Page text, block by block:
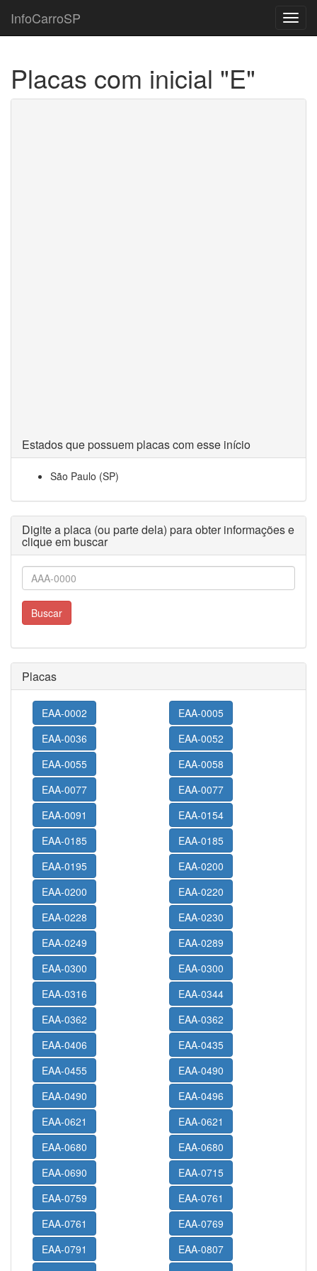
InfoCarroSP
Placas com inicial "E"
Estados que possuem placas com esse início
São Paulo (SP)
Digite a placa (ou parte dela) para obter informações e
clique em buscar
Buscar
Placas
EAA-0002
EAA-0005
EAA-0036
EAA-0052
EAA-0055
EAA-0058
EAA-0077
EAA-0077
EAA-0091
EAA-0154
EAA-0185
EAA-0185
EAA-0195
EAA-0200
EAA-0200
EAA-0220
EAA-0228
EAA-0230
EAA-0249
EAA-0289
EAA-0300
EAA-0300
EAA-0316
EAA-0344
EAA-0362
EAA-0362
EAA-0406
EAA-0435
EAA-0455
EAA-0490
EAA-0490
EAA-0496
EAA-0621
EAA-0621
EAA-0680
EAA-0680
EAA-0690
EAA-0715
EAA-0759
EAA-0761
EAA-0761
EAA-0769
EAA-0791
EAA-0807